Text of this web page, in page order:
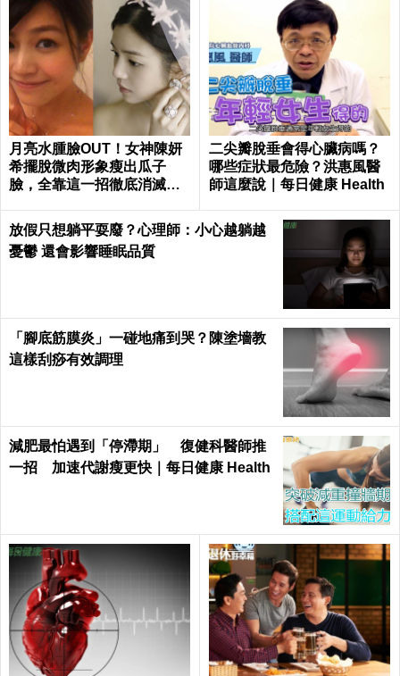
月亮水腫臉OUT！女神陳妍
希擺脫微肉形象瘦出瓜子
臉，全靠這一招徹底消滅嬰
二尖瓣脫垂會得心臟病嗎？
哪些症狀最危險？洪惠風醫
師這麼說｜每日健康 Health
放假只想躺平耍廢？心理師：小心越躺越
憂鬱 還會影響睡眠品質
「腳底筋膜炎」一碰地痛到哭？陳塗墻教
這樣刮痧有效調理
減肥最怕遇到「停滯期」 復健科醫師推
一招 加速代謝瘦更快｜每日健康 Health